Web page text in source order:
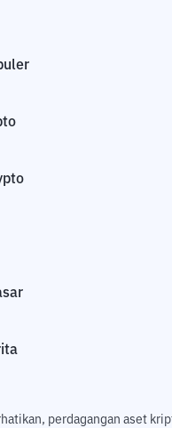
perdagangan aset